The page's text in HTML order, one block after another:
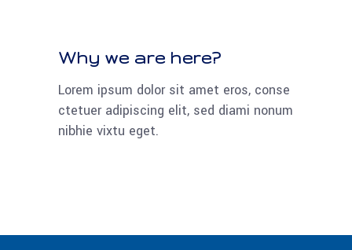
Why we are here?
Lorem ipsum dolor sit amet eros, conse
ctetuer adipiscing elit, sed diami nonum
nibhie vixtu eget.